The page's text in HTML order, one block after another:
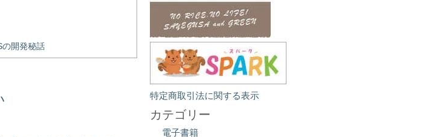
の開発秘話
特定商取引法に関する表示
カテゴリー
電子書籍